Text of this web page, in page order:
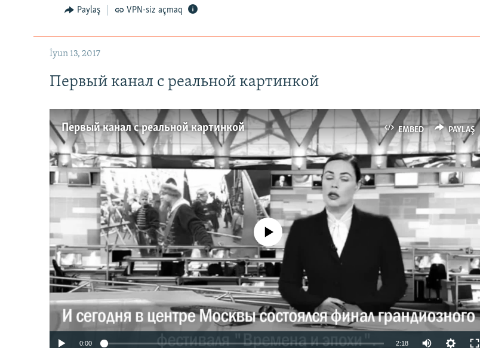
Paylaş VPN-siz açmaq
İyun 13, 2017
Первый канал с реальной картинкой
EMBED PAYLAŞ
Первый канал с реальной картинкой
No media source currently available
0:00 2:18